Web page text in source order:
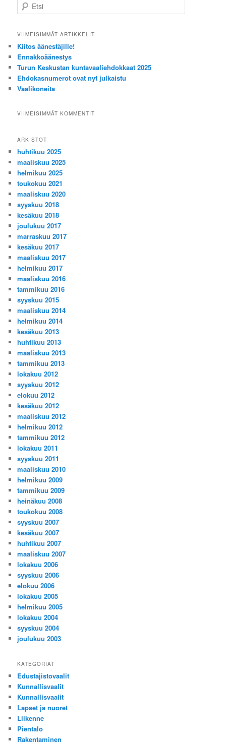
t
iVIIMEISIMMÄT ARTIKKELIT
Kiitos äänestäjille!
Ennakkoäänestys
Turun Keskustan kuntavaaliehdokkaat 2025
Ehdokasnumerot ovat nyt julkaistu
Vaalikoneita
VIIMEISIMMÄT KOMMENTIT
ARKISTOT
huhtikuu 2025
maaliskuu 2025
helmikuu 2025
toukokuu 2021
maaliskuu 2020
syyskuu 2018
kesäkuu 2018
joulukuu 2017
marraskuu 2017
kesäkuu 2017
maaliskuu 2017
helmikuu 2017
maaliskuu 2016
tammikuu 2016
syyskuu 2015
maaliskuu 2014
helmikuu 2014
kesäkuu 2013
huhtikuu 2013
maaliskuu 2013
tammikuu 2013
lokakuu 2012
syyskuu 2012
elokuu 2012
kesäkuu 2012
maaliskuu 2012
helmikuu 2012
tammikuu 2012
lokakuu 2011
syyskuu 2011
maaliskuu 2010
helmikuu 2009
tammikuu 2009
heinäkuu 2008
toukokuu 2008
syyskuu 2007
kesäkuu 2007
huhtikuu 2007
maaliskuu 2007
lokakuu 2006
syyskuu 2006
elokuu 2006
lokakuu 2005
helmikuu 2005
lokakuu 2004
syyskuu 2004
joulukuu 2003
KATEGORIAT
Edustajistovaalit
Kunnallisvaalit
Kunnallisvaalit
Lapset ja nuoret
Liikenne
Pientalo
Rakentaminen